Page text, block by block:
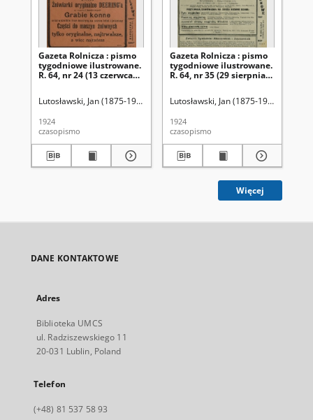
Gazeta Rolnicza : pismo
tygodniowe ilustrowane.
R. 64, nr 24 (13 czerwca
Lutosławski, Jan (1875-1950). Red.
1924
czasopismo
Gazeta Rolnicza : pismo
tygodniowe ilustrowane.
R. 64, nr 35 (29 sierpnia
Lutosławski, Jan (1875-1950). Red.
1924
czasopismo
Więcej
DANE KONTAKTOWE
Adres
Biblioteka UMCS
ul. Radziszewskiego 11
20-031 Lublin, Poland
Telefon
(+48) 81 537 58 93